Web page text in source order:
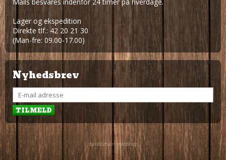
Lager og ekspedition
Direkte tlf.: 42 20 21 30
(Man-fre: 09.00-17.00)
Nyhedsbrev
dandomain webshop